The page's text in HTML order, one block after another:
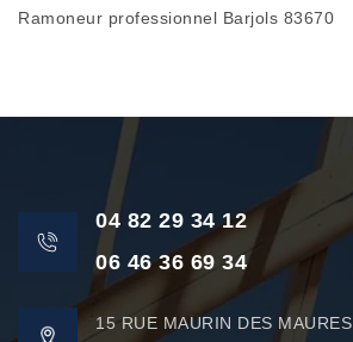
Ramoneur professionnel Barjols 83670
04 82 29 34 12
06 46 36 69 34
15 RUE MAURIN DES MAURES